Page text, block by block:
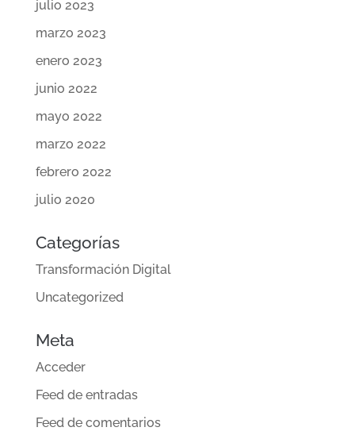
julio 2023
marzo 2023
enero 2023
junio 2022
mayo 2022
marzo 2022
febrero 2022
julio 2020
Categorías
Transformación Digital
Uncategorized
Meta
Acceder
Feed de entradas
Feed de comentarios